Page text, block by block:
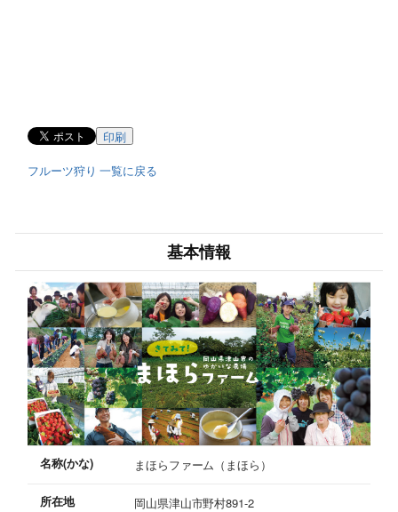
印刷
フルーツ狩り 一覧に戻る
基本情報
名称(かな) まほらファーム（まほら）
所在地 岡山県津山市野村891-2